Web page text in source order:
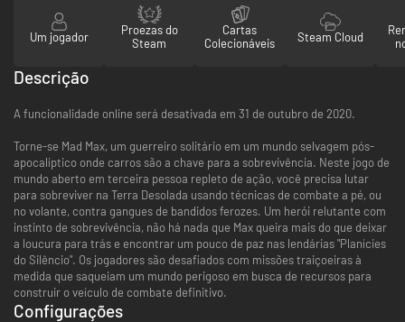
Um jogador
Proezas do
Steam
Cartas
Colecionáveis
Steam Cloud
Descrição
A funcionalidade online será desativada em 31 de outubro de 2020.
Torne-se Mad Max, um guerreiro solitário em um mundo selvagem pós-
apocalíptico onde carros são a chave para a sobrevivência. Neste jogo de
mundo aberto em terceira pessoa repleto de ação, você precisa lutar
para sobreviver na Terra Desolada usando técnicas de combate a pé, ou
no volante, contra gangues de bandidos ferozes. Um herói relutante com
instinto de sobrevivência, não há nada que Max queira mais do que deixar
a loucura para trás e encontrar um pouco de paz nas lendárias "Planícies
do Silêncio". Os jogadores são desafiados com missões traiçoeiras à
medida que saqueiam um mundo perigoso em busca de recursos para
construir o veículo de combate definitivo.
Configurações